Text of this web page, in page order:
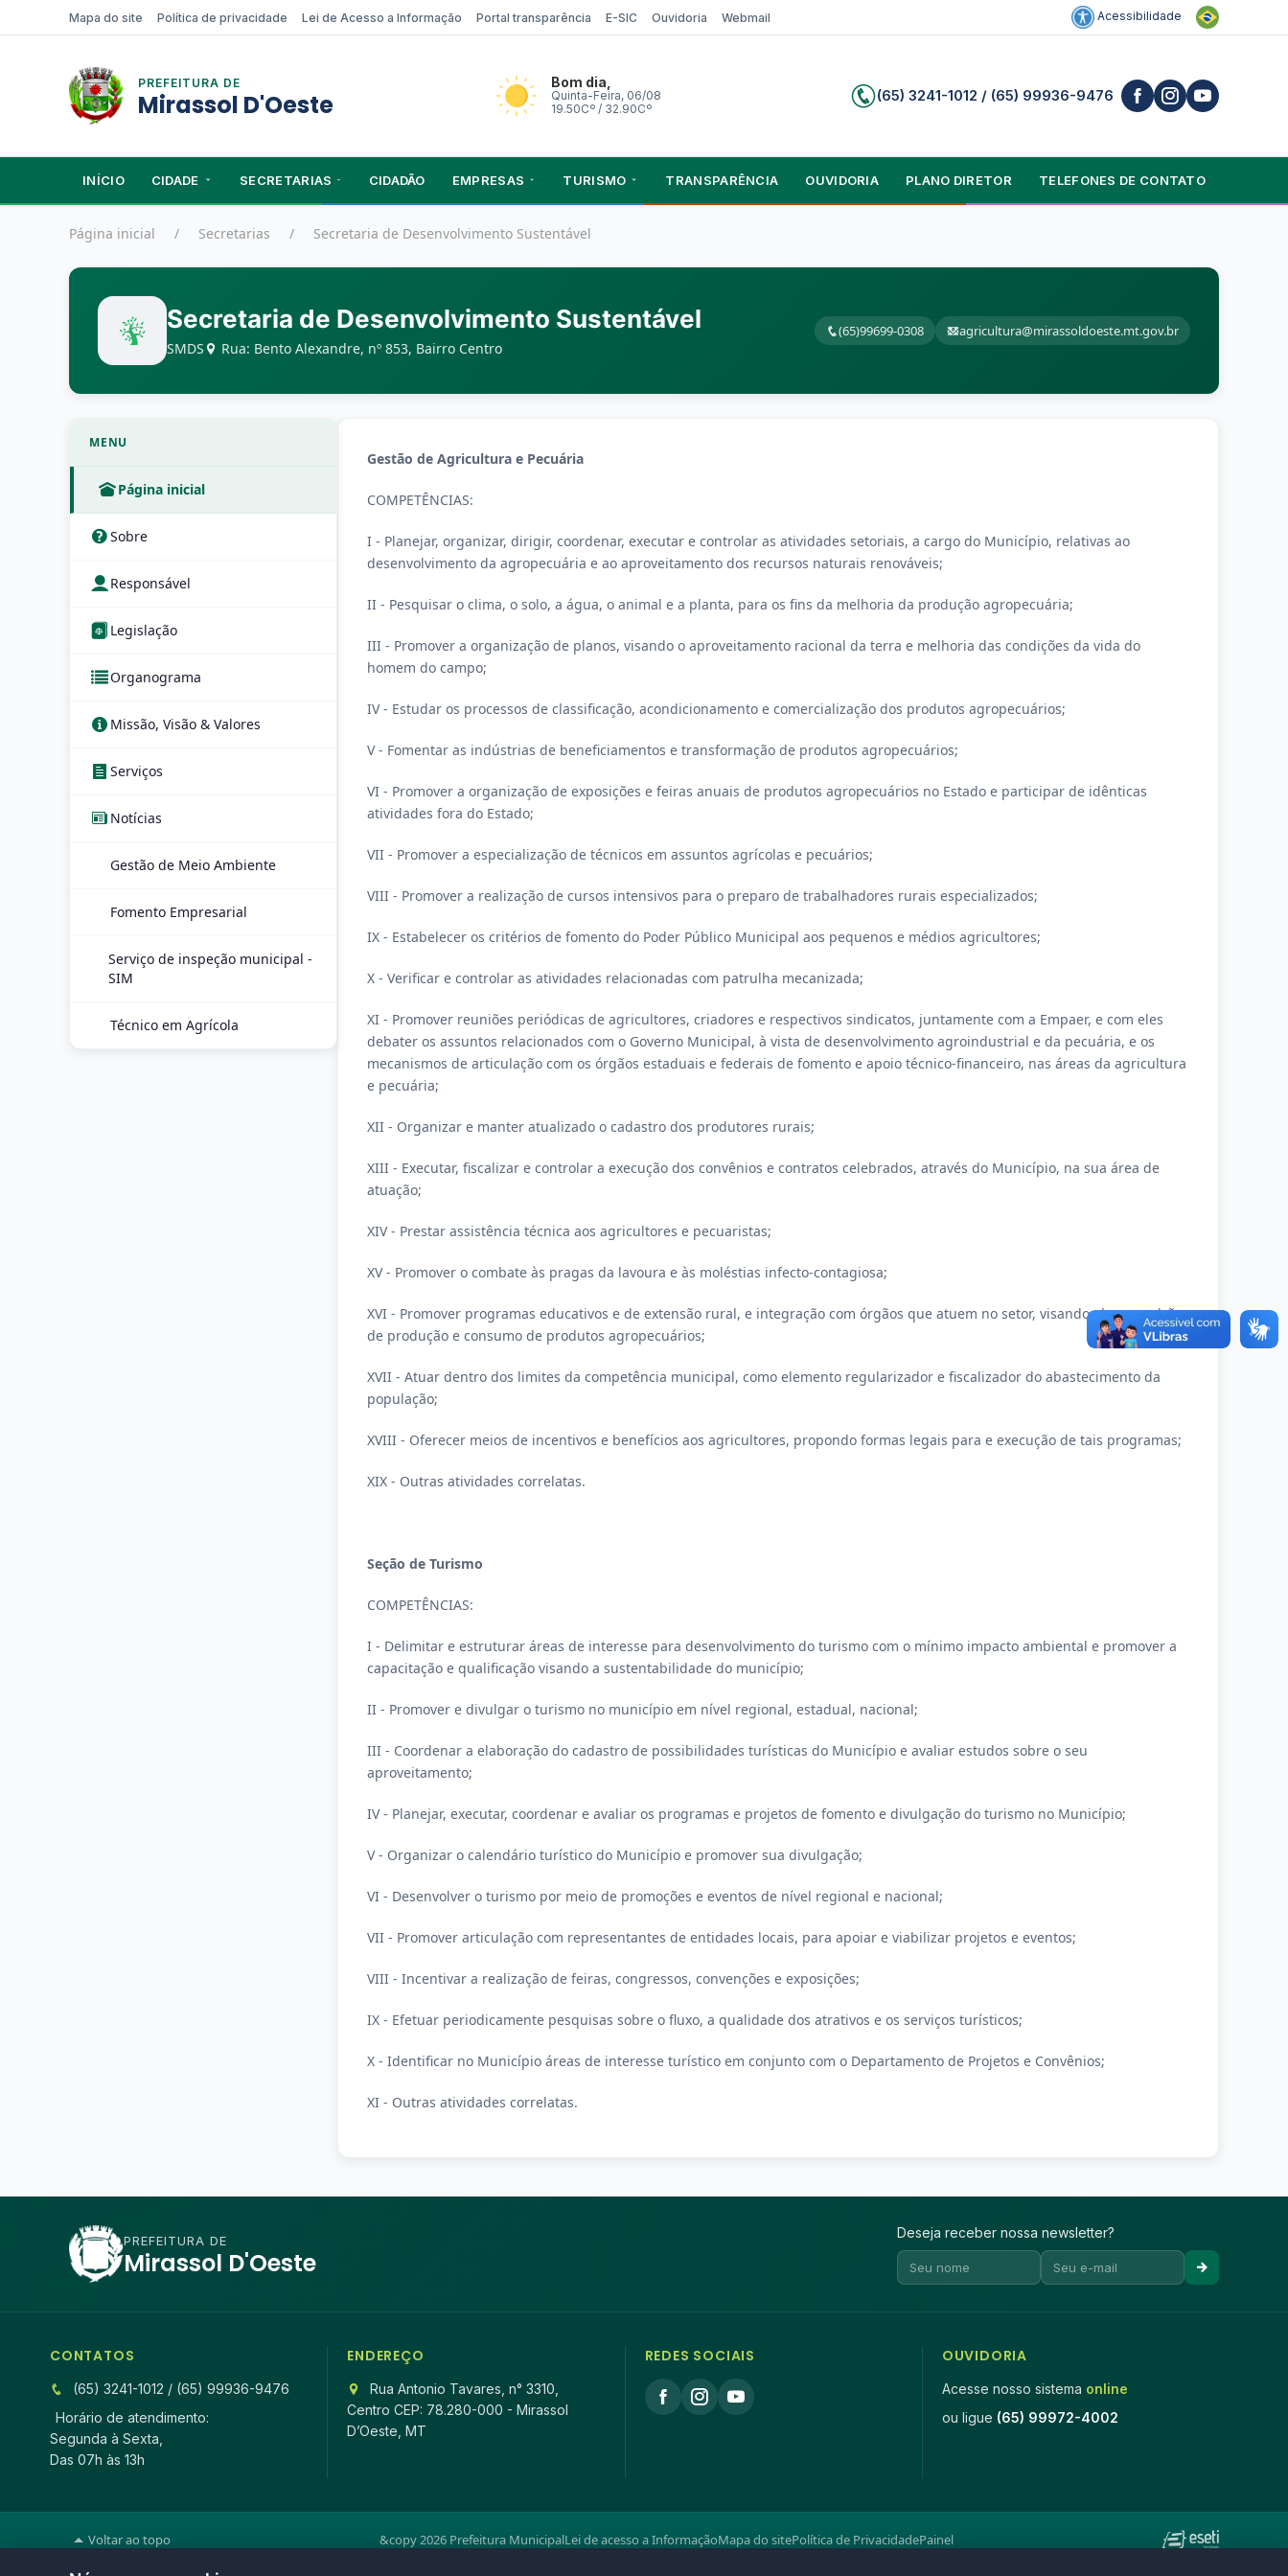
Mapa do site Política de privacidade Lei de Acesso a Informação Portal transparência E-SIC Ouvidoria Webmail Acessibilidade
PREFEITURA DE
Mirassol D'Oeste
Bom dia,
Quinta-Feira, 06/08
19.50Cº / 32.90Cº
(65) 3241-1012 / (65) 99936-9476
INÍCIO CIDADE SECRETARIAS CIDADÃO EMPRESAS TURISMO TRANSPARÊNCIA OUVIDORIA PLANO DIRETOR TELEFONES DE CONTATO
Página inicial Secretarias Secretaria de Desenvolvimento Sustentável
Secretaria de Desenvolvimento Sustentável
SMDS Rua: Bento Alexandre, nº 853, Bairro Centro
(65)99699-0308 agricultura@mirassoldoeste.mt.gov.br
MENU
Página inicial
Sobre
Responsável
Legislação
Organograma
Missão, Visão & Valores
Serviços
Notícias
Gestão de Meio Ambiente
Fomento Empresarial
Serviço de inspeção municipal -
SIM
Técnico em Agrícola
Gestão de Agricultura e Pecuária
COMPETÊNCIAS:
I - Planejar, organizar, dirigir, coordenar, executar e controlar as atividades setoriais, a cargo do Município, relativas ao
desenvolvimento da agropecuária e ao aproveitamento dos recursos naturais renováveis;
II - Pesquisar o clima, o solo, a água, o animal e a planta, para os fins da melhoria da produção agropecuária;
III - Promover a organização de planos, visando o aproveitamento racional da terra e melhoria das condições da vida do
homem do campo;
IV - Estudar os processos de classificação, acondicionamento e comercialização dos produtos agropecuários;
V - Fomentar as indústrias de beneficiamentos e transformação de produtos agropecuários;
VI - Promover a organização de exposições e feiras anuais de produtos agropecuários no Estado e participar de idênticas
atividades fora do Estado;
VII - Promover a especialização de técnicos em assuntos agrícolas e pecuários;
VIII - Promover a realização de cursos intensivos para o preparo de trabalhadores rurais especializados;
IX - Estabelecer os critérios de fomento do Poder Público Municipal aos pequenos e médios agricultores;
X - Verificar e controlar as atividades relacionadas com patrulha mecanizada;
XI - Promover reuniões periódicas de agricultores, criadores e respectivos sindicatos, juntamente com a Empaer, e com eles
debater os assuntos relacionados com o Governo Municipal, à vista de desenvolvimento agroindustrial e da pecuária, e os
mecanismos de articulação com os órgãos estaduais e federais de fomento e apoio técnico-financeiro, nas áreas da agricultura
e pecuária;
XII - Organizar e manter atualizado o cadastro dos produtores rurais;
XIII - Executar, fiscalizar e controlar a execução dos convênios e contratos celebrados, através do Município, na sua área de
atuação;
XIV - Prestar assistência técnica aos agricultores e pecuaristas;
XV - Promover o combate às pragas da lavoura e às moléstias infecto-contagiosa;
XVI - Promover programas educativos e de extensão rural, e integração com órgãos que atuem no setor, visando elevar padrões
de produção e consumo de produtos agropecuários;
XVII - Atuar dentro dos limites da competência municipal, como elemento regularizador e fiscalizador do abastecimento da
população;
XVIII - Oferecer meios de incentivos e benefícios aos agricultores, propondo formas legais para e execução de tais programas;
XIX - Outras atividades correlatas.
Seção de Turismo
COMPETÊNCIAS:
I - Delimitar e estruturar áreas de interesse para desenvolvimento do turismo com o mínimo impacto ambiental e promover a
capacitação e qualificação visando a sustentabilidade do município;
II - Promover e divulgar o turismo no município em nível regional, estadual, nacional;
III - Coordenar a elaboração do cadastro de possibilidades turísticas do Município e avaliar estudos sobre o seu
aproveitamento;
IV - Planejar, executar, coordenar e avaliar os programas e projetos de fomento e divulgação do turismo no Município;
V - Organizar o calendário turístico do Município e promover sua divulgação;
VI - Desenvolver o turismo por meio de promoções e eventos de nível regional e nacional;
VII - Promover articulação com representantes de entidades locais, para apoiar e viabilizar projetos e eventos;
VIII - Incentivar a realização de feiras, congressos, convenções e exposições;
IX - Efetuar periodicamente pesquisas sobre o fluxo, a qualidade dos atrativos e os serviços turísticos;
X - Identificar no Município áreas de interesse turístico em conjunto com o Departamento de Projetos e Convênios;
XI - Outras atividades correlatas.
PREFEITURA DE
Mirassol D'Oeste
Deseja receber nossa newsletter?
CONTATOS
(65) 3241-1012 / (65) 99936-9476
Horário de atendimento:
Segunda à Sexta,
Das 07h às 13h
ENDEREÇO
Rua Antonio Tavares, n° 3310,
Centro CEP: 78.280-000 - Mirassol
D’Oeste, MT
REDES SOCIAIS OUVIDORIA
Acesse nosso sistema online
ou ligue (65) 99972-4002
Voltar ao topo &copy 2026 Prefeitura MunicipalLei de acesso a InformaçãoMapa do sitePolítica de PrivacidadePainel